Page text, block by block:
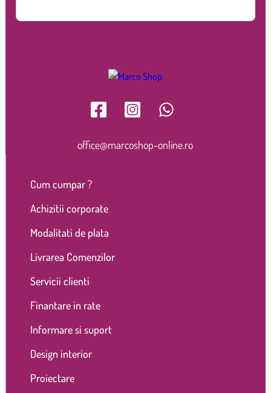
office@marcoshop-online.ro
Cum cumpar ?
Achizitii corporate
Modalitati de plata
Livrarea Comenzilor
Servicii clienti
Finantare in rate
Informare si suport
Design interior
Proiectare